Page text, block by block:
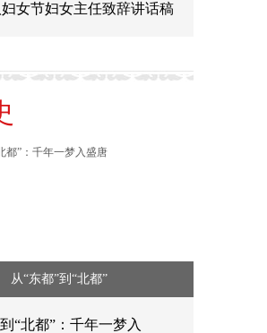
女节妇女主任致辞讲话稿
从“东都”到“北都”
“北都”：千年一梦入